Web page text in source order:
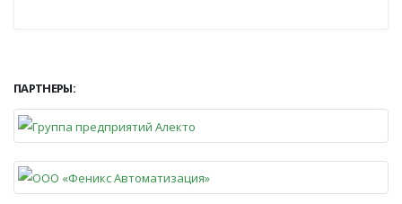
ПАРТНЕРЫ: